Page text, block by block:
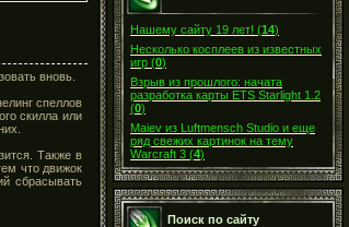
вновь.
спеллов
скилла или
Также в
что движок
сбрасывать
Нашему сайту 19 лет! (14)
Несколько косплеев из известных
игр (0)
Взрыв из прошлого: начата
разработка карты ETS Starlight 1.2
(0)
Maiev из Luftmensch Studio и еще
ряд свежих картинок на тему
Warcraft 3 (4)
Поиск по сайту